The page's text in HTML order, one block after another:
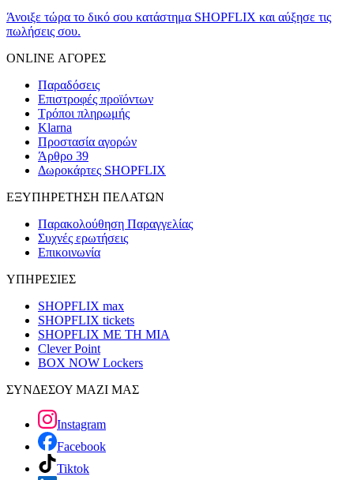
Άνοιξε τώρα το δικό σου κατάστημα SHOPFLIX και αύξησε τις
πωλήσεις σου.
ONLINE ΑΓΟΡΕΣ
Παραδόσεις
Επιστροφές προϊόντων
Τρόποι πληρωμής
Klarna
Προστασία αγορών
Άρθρο 39
Δωροκάρτες SHOPFLIX
ΕΞΥΠΗΡΕΤΗΣΗ ΠΕΛΑΤΩΝ
Παρακολούθηση Παραγγελίας
Συχνές ερωτήσεις
Επικοινωνία
ΥΠΗΡΕΣΙΕΣ
SHOPFLIX max
SHOPFLIX tickets
SHOPFLIX ΜΕ ΤΗ ΜΙΑ
Clever Point
BOX NOW Lockers
ΣΥΝΔΕΣΟΥ ΜΑΖΙ ΜΑΣ
Instagram
Facebook
Tiktok